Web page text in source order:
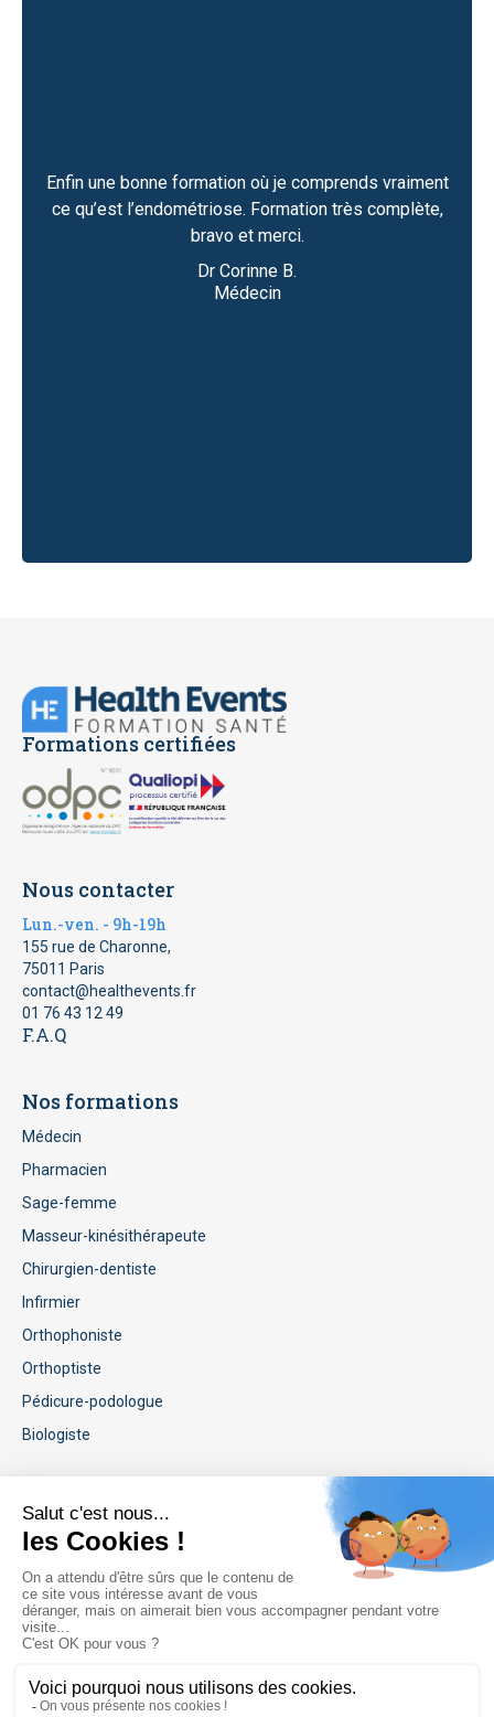
Enfin une bonne formation où je comprends vraiment
ce qu’est l’endométriose. Formation très complète,
bravo et merci.
Dr Corinne B.
Médecin
Formations certifiées
Nous contacter
Lun.-ven. - 9h-19h
155 rue de Charonne,
75011 Paris
contact@healthevents.fr
01 76 43 12 49
F.A.Q
Nos formations
Médecin
Pharmacien
Sage-femme
Masseur-kinésithérapeute
Chirurgien-dentiste
Infirmier
Orthophoniste
Orthoptiste
Pédicure-podologue
Biologiste
Informations légales
Handicap et accessibilité
Conditions générales de vente
Conditions générales d'utilisation
Mentions légales
Politique de protection des données personnelles
Règlement interieur